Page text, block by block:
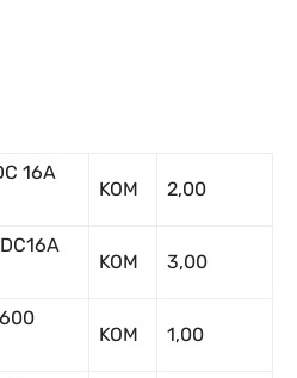
16A
KOM 2,00
KOM 3,00
KOM 1,00